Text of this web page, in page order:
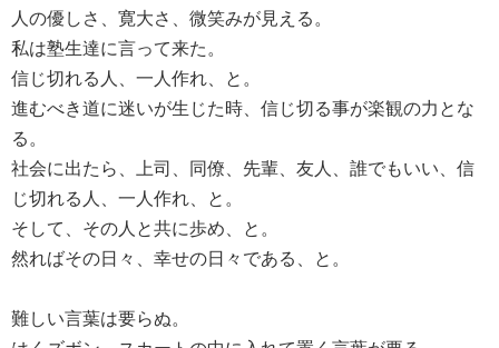
人の優しさ、寛大さ、微笑みが見える。
私は塾生達に言って来た。
信じ切れる人、一人作れ、と。
進むべき道に迷いが生じた時、信じ切る事が楽観の力とな
る。
社会に出たら、上司、同僚、先輩、友人、誰でもいい、信
じ切れる人、一人作れ、と。
そして、その人と共に歩め、と。
然ればその日々、幸せの日々である、と。
難しい言葉は要らぬ。